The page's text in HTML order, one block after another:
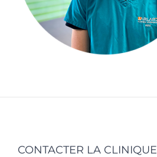
CONTACTER LA CLINIQUE